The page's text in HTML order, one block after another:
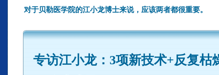
对于贝勒医学院的江小龙博士来说，应该两者都很重要。
专访江小龙：3项新技术+反复枯